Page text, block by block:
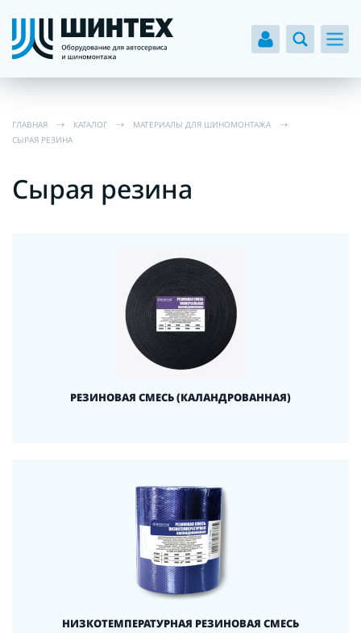
ГЛАВНАЯ КАТАЛОГ
МАТЕРИАЛЫ ДЛЯ ШИНОМОНТАЖА
СЫРАЯ РЕЗИНА
Сырая резина
РЕЗИНОВАЯ СМЕСЬ (КАЛАНДРОВАННАЯ)
НИЗКОТЕМПЕРАТУРНАЯ РЕЗИНОВАЯ СМЕСЬ